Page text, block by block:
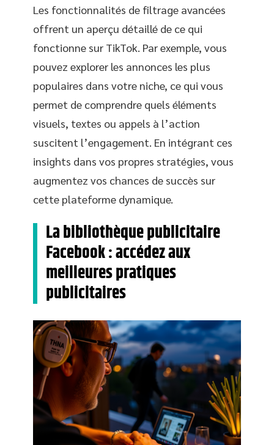
Les fonctionnalités de filtrage avancées
offrent un aperçu détaillé de ce qui
fonctionne sur TikTok. Par exemple, vous
pouvez explorer les annonces les plus
populaires dans votre niche, ce qui vous
permet de comprendre quels éléments
visuels, textes ou appels à l’action
suscitent l’engagement. En intégrant ces
insights dans vos propres stratégies, vous
augmentez vos chances de succès sur
cette plateforme dynamique.
La bibliothèque publicitaire
Facebook : accédez aux
meilleures pratiques
publicitaires